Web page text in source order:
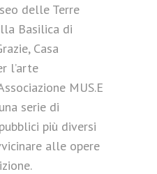
delle Terre
Basilica di
Casa
l’arte
MUS.E
serie di
più diversi
alle opere